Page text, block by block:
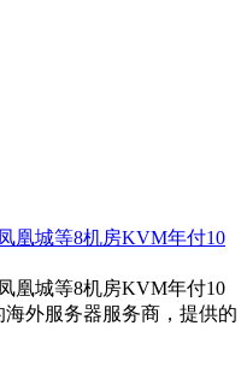
凰城等8机房KVM年付10
凰城等8机房KVM年付10
海外服务器服务商，提供的